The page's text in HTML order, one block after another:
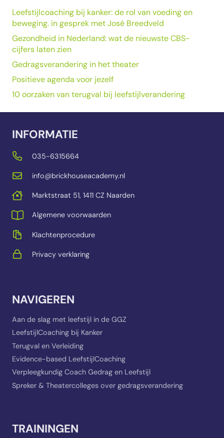
Leefstijlcoaching bij kanker: de rol van voeding en
beweging. in gesprek met José Breedveld
Gezondheid in Nederland: wat de nieuwste CBS-
cijfers laten zien
Gedragsverandering in het theater
Positieve agenda voor jezelf
10 oorzaken van terugval bij leefstijlverandering
INFORMATIE
035-6315664
info@brickhouseacademy.nl
Marktstraat 51, 1411 CZ Naarden
Algemene voorwaarden
Klachtenprocedure
Privacy verklaring
NAVIGEREN
Aan de slag met leefstijl in de GGZ
LeefstijlCoaching bij Kanker
Terugval en Verleiding
Evidence-based LeefstijlCoaching
Verpleegkundig Coach Gedrag en Leefstijl
Spreker & Theatercolleges over gedragsverandering
TRAININGEN